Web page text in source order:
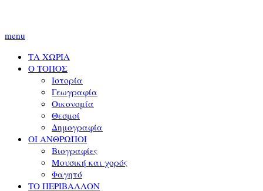
menu
ΤΑ ΧΩΡΙΑ
Ο ΤΟΠΟΣ
Ιστορία
Γεωγραφία
Οικονομία
Θεσμοί
Δημογραφία
ΟΙ ΑΝΘΡΩΠΟΙ
Βιογραφίες
Μουσική και χορός
Φαγητό
ΤΟ ΠΕΡΙΒΑΛΛΟΝ